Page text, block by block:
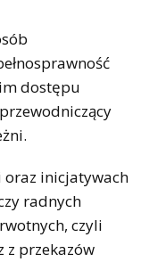
dostępu
oraz inicjatywach
radnych
czyli
z przekazów